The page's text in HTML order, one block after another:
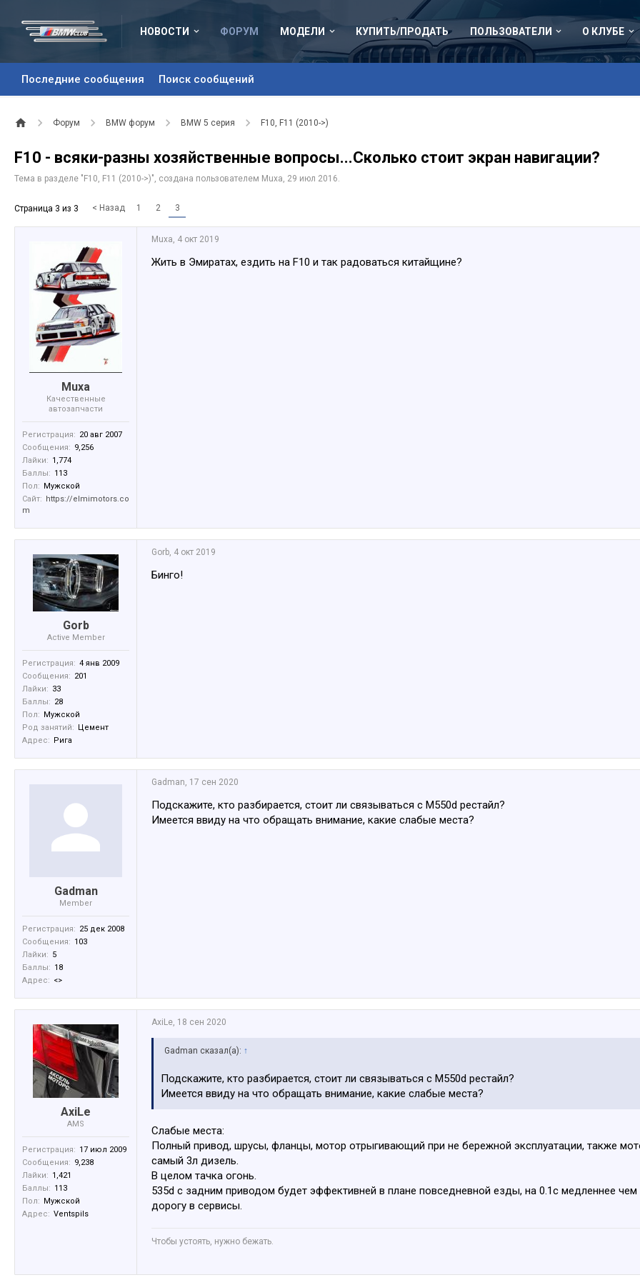
НОВОСТИ ФОРУМ
Последние сообщения Поиск сообщений
МОДЕЛИ КУПИТЬ/ПРОДАТЬ ПОЛЬЗОВАТЕЛИ О КЛУБЕ
Форум BMW форум BMW 5 серия F10, F11 (2010->)
F10 - всяки-разны хозяйственные вопросы...Сколько стоит экран навигации?
Тема в разделе " F10, F11 (2010->)", создана пользователем Muxa, 29 июл 2016.
Страница 3 из 3 < Назад 1 2 3
Muxa
Качественные
автозапчасти
Регистрация: 20 авг 2007
Сообщения: 9,256
Лайки: 1,774
Баллы: 113
Пол:
Мужской
Сайт:
https://elmimotors.co
m
Muxa, 4 окт 2019
Жить в Эмиратах, ездить на F10 и так радоваться китайщине?
Gorb
Active Member
Регистрация: 4 янв 2009
Сообщения: 201
Лайки: 33
Баллы: 28
Пол:
Мужской
Род занятий:
Цемент
Адрес:
Рига
Gorb, 4 окт 2019
Бинго!
Gadman
Member
Регистрация: 25 дек 2008
Сообщения: 103
Лайки: 5
Баллы: 18
Адрес: <>
Gadman, 17 сен 2020
Подскажите, кто разбирается, стоит ли связываться с M550d рестайл?
Имеется ввиду на что обращать внимание, какие слабые места?
AxiLe
AMS
Регистрация: 17 июл 2009
Сообщения: 9,238
Лайки: 1,421
Баллы: 113
Пол:
Мужской
Адрес: Ventspils
AxiLe, 18 сен 2020
Gadman сказал(а): ↑
Подскажите, кто разбирается, стоит ли связываться с M550d рестайл?
Имеется ввиду на что обращать внимание, какие слабые места?
Слабые места:
Полный привод, шрусы, фланцы, мотор отрыгивающий при не бережной эксплуатации, также
самый 3л дизель.
В целом тачка огонь.
535d с задним приводом будет эффективней в плане повседневной езды, на 0.1с медленнее
дорогу в сервисы.
Чтобы устоять, нужно бежать.